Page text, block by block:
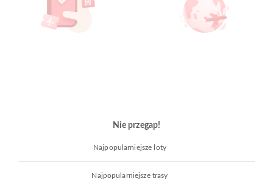
Nie przegap!
Najpopularniejsze loty
Najpopularniejsze trasy